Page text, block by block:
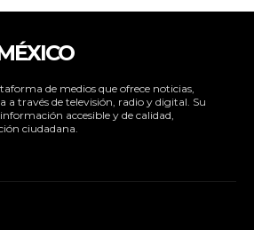
de medios que ofrece noticias,
través de televisión, radio y digital. Su
accesible y de calidad,
ciudadana.